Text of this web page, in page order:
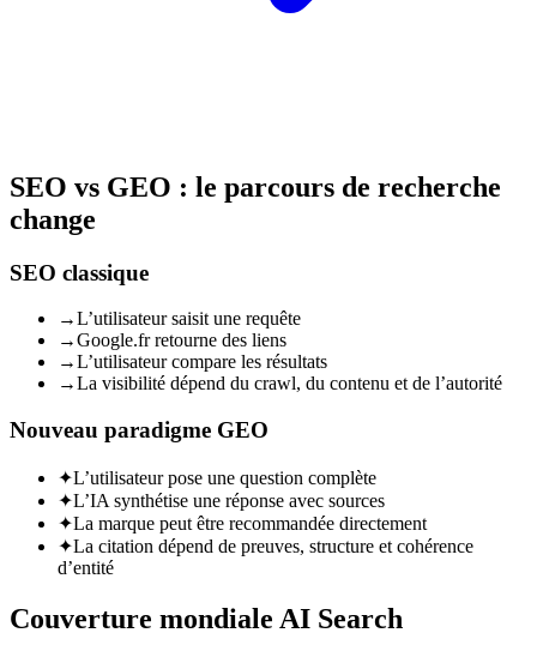
SEO vs GEO : le parcours de recherche
change
SEO classique
→L’utilisateur saisit une requête
→Google.fr retourne des liens
→L’utilisateur compare les résultats
→La visibilité dépend du crawl, du contenu et de l’autorité
Nouveau paradigme GEO
✦L’utilisateur pose une question complète
✦L’IA synthétise une réponse avec sources
✦La marque peut être recommandée directement
✦La citation dépend de preuves, structure et cohérence
d’entité
Couverture mondiale AI Search